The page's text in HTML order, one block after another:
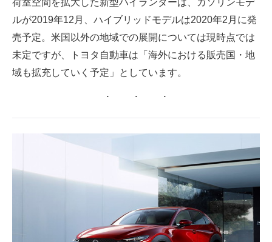
荷室空間を拡大した新型ハイランダーは、ガソリンモデ
ルが2019年12月、ハイブリッドモデルは2020年2月に発
売予定。米国以外の地域での展開については現時点では
未定ですが、トヨタ自動車は「海外における販売国・地
域も拡充していく予定」としています。